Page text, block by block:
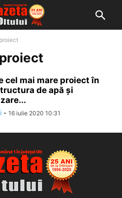
cel mai mare proiect în
de apă și
- 16 iulie 2020 10:31